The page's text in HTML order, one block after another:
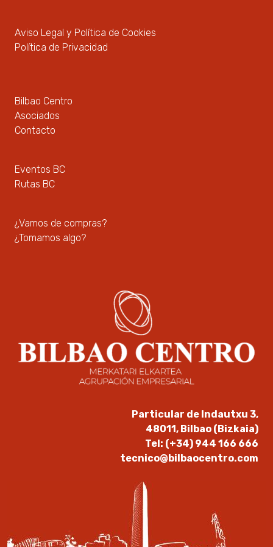
Aviso Legal y Política de Cookies
Política de Privacidad
Bilbao Centro
Asociados
Contacto
Eventos BC
Rutas BC
¿Vamos de compras?
¿Tomamos algo?
Particular de Indautxu 3,
48011, Bilbao (Bizkaia)
Tel: (+34) 944 166 666
tecnico@bilbaocentro.com